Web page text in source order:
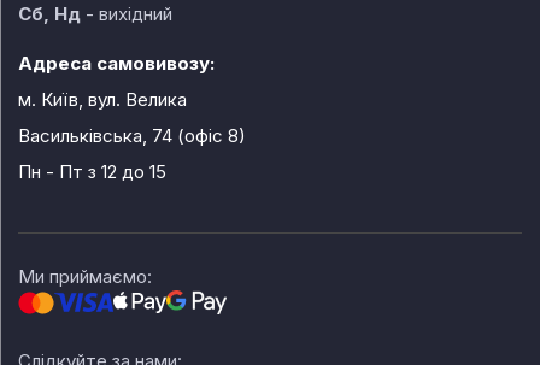
Сб, Нд - вихідний
Адреса самовивозу:
м. Київ, вул. Велика
Васильківська, 74 (офіс 8)
Пн - Пт з 12 до 15
Ми приймаємо: